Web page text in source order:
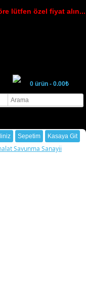
lütfen özel fiyat alın...
0 ürün - 0.00₺
Sepetim Kasaya Git
Savunma Sanayii